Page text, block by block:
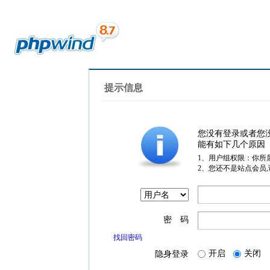
提示信息
您没有登录或者您
能有如下几个原因
1、用户组权限：你所
2、您还不是站点会员
密 码
找回密码
隐身登录 开启 关闭